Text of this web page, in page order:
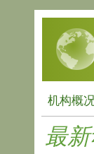
跳转到主要内容
机构概
最